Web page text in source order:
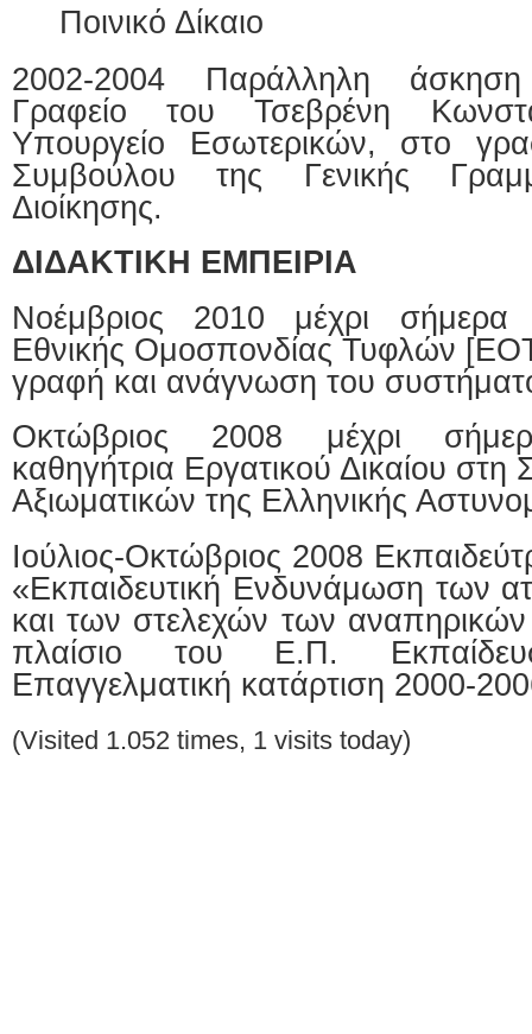
Ποινικό Δίκαιο
2002-2004 Παράλληλη
Γραφείο του Τσεβρένη
Υπουργείο Εσωτερικών, στο
Συμβούλου της Γενικής
Διοίκησης.
ΔΙΔΑΚΤΙΚΗ ΕΜΠΕΙΡΙΑ
Νοέμβριος 2010 μέχρι σήμερα
Εθνικής Ομοσπονδίας Τυφλών
γραφή και ανάγνωση του
Οκτώβριος 2008 μέχρι
καθηγήτρια Εργατικού Δικαίου στη
Αξιωματικών της Ελληνικής
Ιούλιος-Οκτώβριος 2008
«Εκπαιδευτική Ενδυνάμωση των
και των στελεχών των
πλαίσιο του Ε.Π.
Επαγγελματική κατάρτιση 2000-
(Visited 1.052 times, 1 visits today)